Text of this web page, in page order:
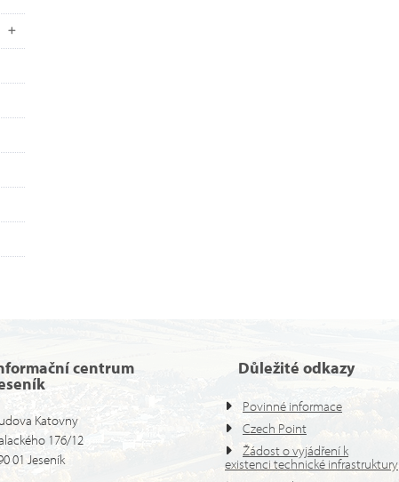
centrum
Katovny
176/12
01 Jeseník
Důležité odkazy
Povinné informace
Czech Point
Žádost o vyjádření k
existenci technické infrastruktury